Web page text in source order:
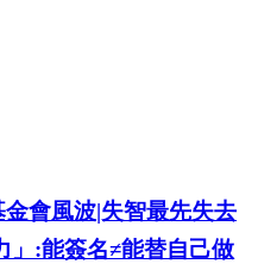
會風波|失智最先失去
」:能簽名≠能替自己做